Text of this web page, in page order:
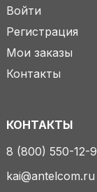
Войти
Регистрация
Мои заказы
Контакты
КОНТАКТЫ
8 (800) 550-12-
kai@antelcom.ru